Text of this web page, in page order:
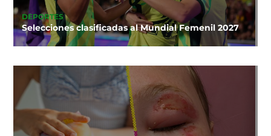
DEPORTES
Selecciones clasificadas al Mundial Femenil 2027